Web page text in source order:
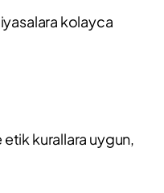
kolayca
etik kurallara uygun,